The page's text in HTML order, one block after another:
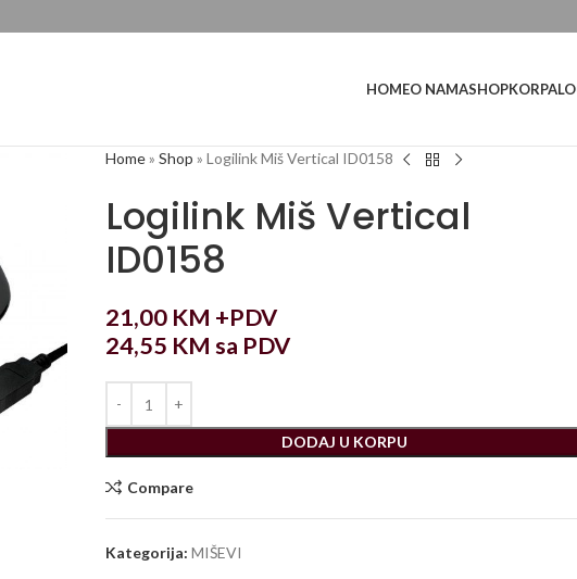
HOMEO NAMASHOPKORPA
Home»Shop »Logilink Miš Vertical ID0158
Logilink Miš Vertical
ID0158
21,00 KM +PDV
24,55 KM sa PDV
DODAJ U KORPU
Compare
Kategorija: MIŠEVI